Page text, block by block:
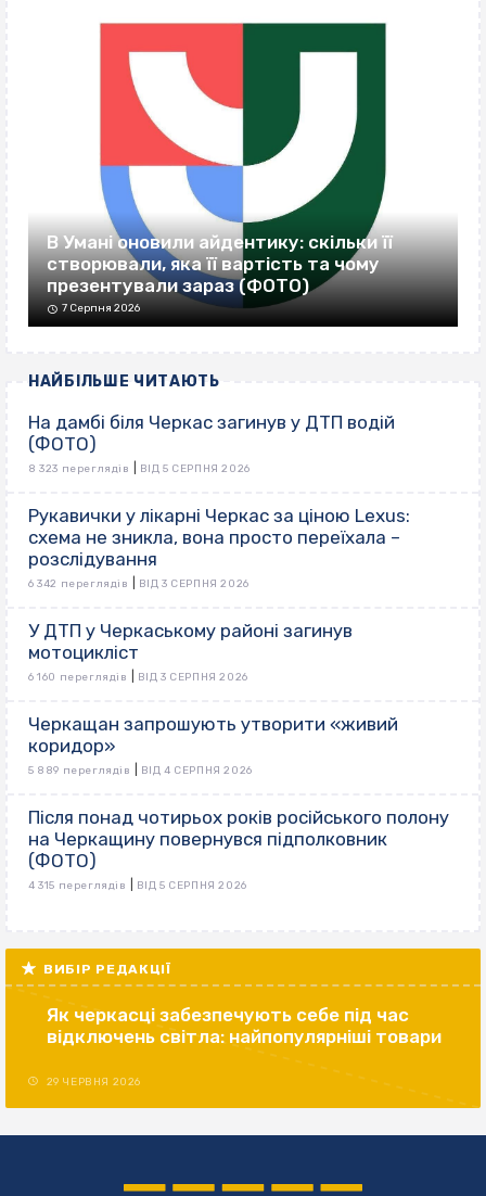
В Умані оновили айдентику: скільки її
створювали, яка її вартість та чому
презентували зараз (ФОТО)
7 Серпня 2026
НАЙБІЛЬШЕ ЧИТАЮТЬ
На дамбі біля Черкас загинув у ДТП водій
(ФОТО)
8 323 переглядів ВІД 5 СЕРПНЯ 2026
Рукавички у лікарні Черкас за ціною Lexus:
схема не зникла, вона просто переїхала –
розслідування
6 342 переглядів ВІД 3 СЕРПНЯ 2026
У ДТП у Черкаському районі загинув
мотоцикліст
6 160 переглядів ВІД 3 СЕРПНЯ 2026
Черкащан запрошують утворити «живий
коридор»
5 889 переглядів ВІД 4 СЕРПНЯ 2026
Після понад чотирьох років російського полону
на Черкащину повернувся підполковник
(ФОТО)
4 315 переглядів ВІД 5 СЕРПНЯ 2026
ВИБІР РЕДАКЦІЇ
Як черкасці забезпечують себе під час
відключень світла: найпопулярніші товари
29 ЧЕРВНЯ 2026